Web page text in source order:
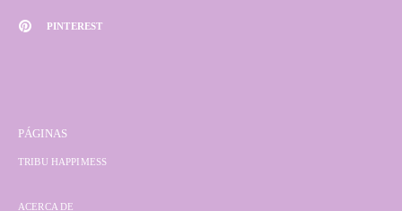
PINTEREST
PÁGINAS
TRIBU HAPPIMESS
ACERCA DE